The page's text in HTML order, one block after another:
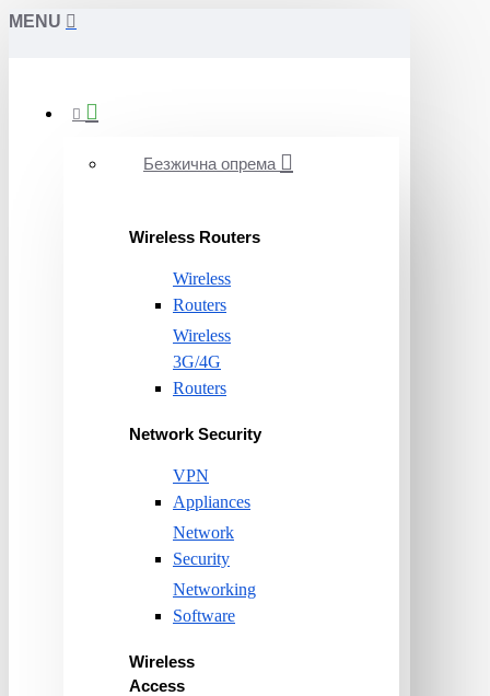
MENU
Безжична опрема
Wireless Routers
Wireless
Routers
Wireless
3G/4G
Routers
Network Security
VPN
Appliances
Network
Security
Networking
Software
Wireless
Access